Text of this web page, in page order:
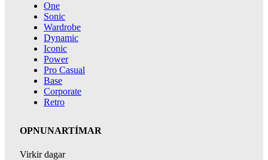
One
Sonic
Wardrobe
Dynamic
Iconic
Power
Pro Casual
Base
Corporate
Retro
OPNUNARTÍMAR
Virkir dagar